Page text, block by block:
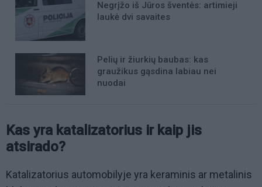
Negrįžo iš Jūros šventės: artimieji
laukė dvi savaites
Pelių ir žiurkių baubas: kas
graužikus gąsdina labiau nei
nuodai
Kas yra katalizatorius ir kaip jis
atsirado?
Katalizatorius automobilyje yra keraminis ar metalinis